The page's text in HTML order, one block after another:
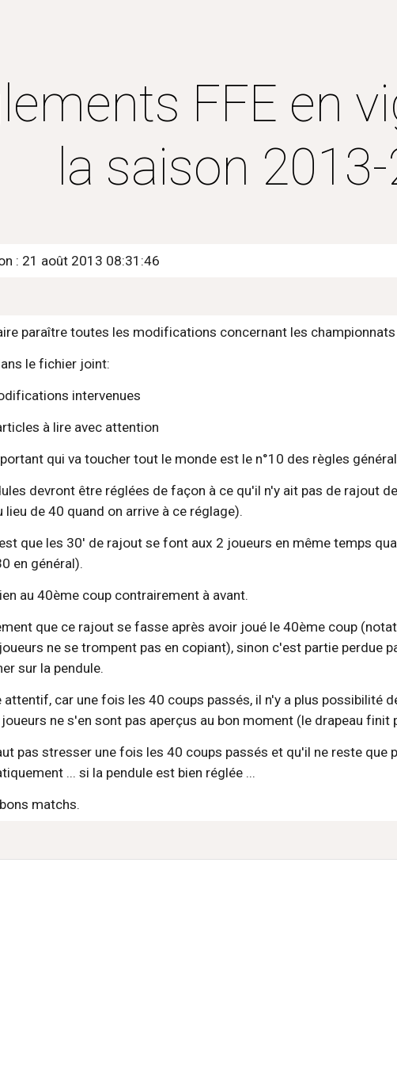
FFE en
la saison
: 21 août 2013 08:31:46
paraître toutes les modifications concernant les
le fichier joint:
modifications intervenues
articles à lire avec attention
qui va toucher tout le monde est le n°10 des règles
devront être réglées de façon à ce qu'il n'y ait pas de rajout
lieu de 40 quand on arrive à ce réglage).
que les 30' de rajout se font aux 2 joueurs en même temps
en général).
au 40ème coup contrairement à avant.
que ce rajout se fasse après avoir joué le 40ème coup
ne se trompent pas en copiant), sinon c'est partie perdue
sur la pendule.
attentif, car une fois les 40 coups passés, il n'y a plus possibilité
ne s'en sont pas aperçus au bon moment (le drapeau finit
pas stresser une fois les 40 coups passés et qu'il ne reste que
... si la pendule est bien réglée ...
matchs.